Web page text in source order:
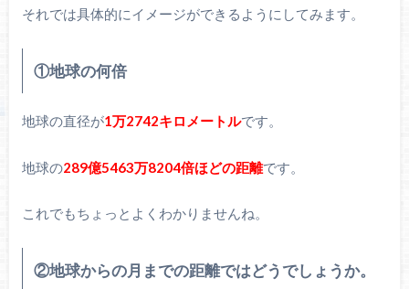
それでは具体的にイメージができるようにしてみます。
①地球の何倍
地球の直径が1万2742キロメートルです。
地球の289億5463万8204倍ほどの距離です。
これでもちょっとよくわかりませんね。
②地球からの月までの距離ではどうでしょうか。